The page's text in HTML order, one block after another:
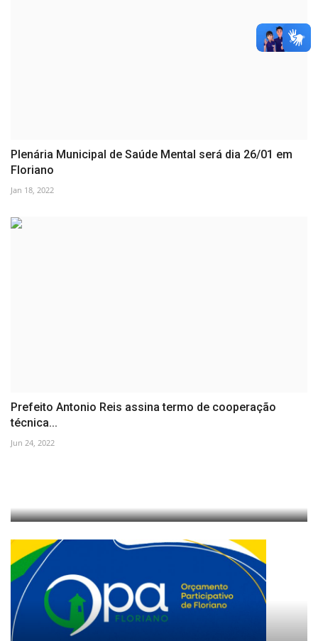
Plenária Municipal de Saúde Mental será dia 26/01 em
Floriano
Jan 18, 2022
Prefeito Antonio Reis assina termo de cooperação
técnica...
Jun 24, 2022